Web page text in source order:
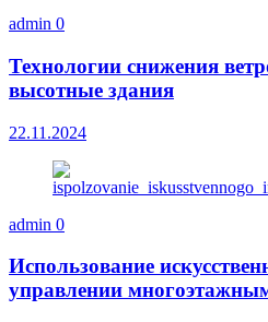
admin 0
Технологии снижения
высотные здания
22.11.2024
admin 0
Использование
управлении